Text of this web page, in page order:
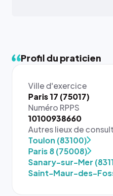
Profil du praticien
Ville d'exercice
Paris 17 (75017)
Numéro RPPS
10100938660
Autres lieux de
Toulon (83100)
Paris 8 (75008)
Sanary-sur-Mer
Saint-Maur-des-
{# 40×40
: la taille
rendue par
`.profile-